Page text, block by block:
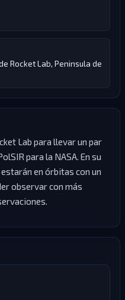
Rocket Lab, Peninsula de
Lab para llevar un par
para la NASA. En su
en órbitas con un
observar con más